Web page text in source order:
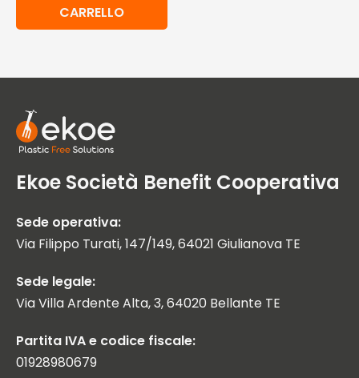
CARRELLO
Ekoe Società Benefit Cooperativa
Sede operativa:
Via Filippo Turati, 147/149, 64021 Giulianova TE
Sede legale:
Via Villa Ardente Alta, 3, 64020 Bellante TE
Partita IVA e codice fiscale:
01928980679